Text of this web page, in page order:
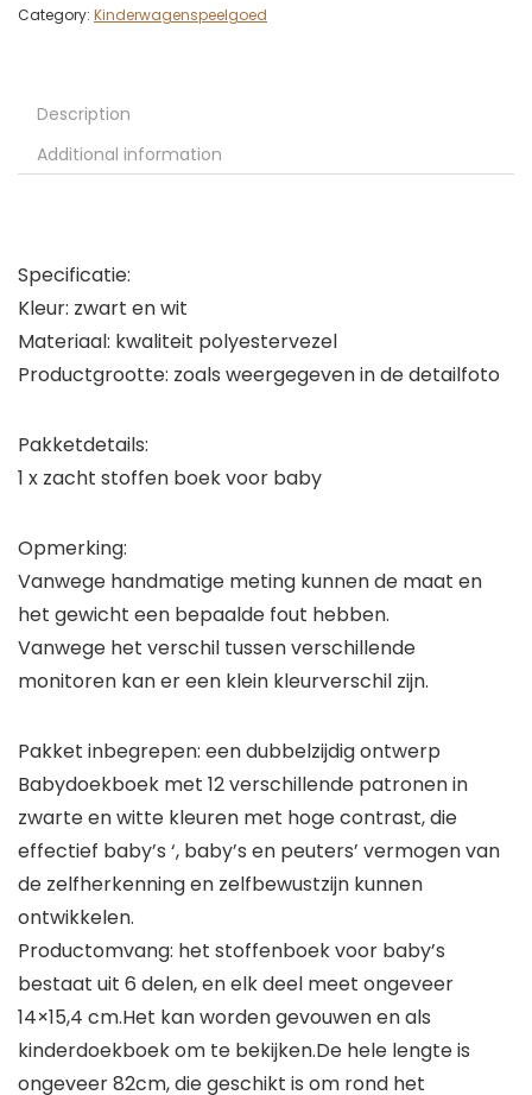
Category: Kinderwagenspeelgoed
Description
Additional information
Specificatie:
Kleur: zwart en wit
Materiaal: kwaliteit polyestervezel
Productgrootte: zoals weergegeven in de detailfoto
Pakketdetails:
1 x zacht stoffen boek voor baby
Opmerking:
Vanwege handmatige meting kunnen de maat en
het gewicht een bepaalde fout hebben.
Vanwege het verschil tussen verschillende
monitoren kan er een klein kleurverschil zijn.
Pakket inbegrepen: een dubbelzijdig ontwerp
Babydoekboek met 12 verschillende patronen in
zwarte en witte kleuren met hoge contrast, die
effectief baby’s ‘, baby’s en peuters’ vermogen van
de zelfherkenning en zelfbewustzijn kunnen
ontwikkelen.
Productomvang: het stoffenboek voor baby’s
bestaat uit 6 delen, en elk deel meet ongeveer
14×15,4 cm.Het kan worden gevouwen en als
kinderdoekboek om te bekijken.De hele lengte is
ongeveer 82cm, die geschikt is om rond het